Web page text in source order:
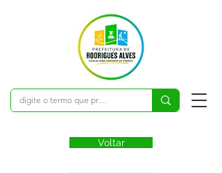
Voltar